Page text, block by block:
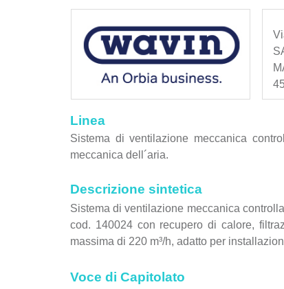
Linea
Sistema di ventilazione meccanica
meccanica dell´aria.
Descrizione sintetica
Sistema di ventilazione meccanica
cod. 140024 con recupero di calore,
massima di 220 m³/h, adatto per
Voce di Capitolato